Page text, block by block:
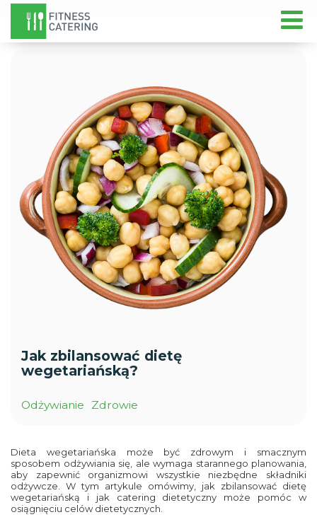
Jak zbilansować dietę
wegetariańską?
Odżywianie Zdrowie
Dieta wegetariańska może być zdrowym i smacznym
sposobem odżywiania się, ale wymaga starannego planowania,
aby zapewnić organizmowi wszystkie niezbędne składniki
odżywcze. W tym artykule omówimy, jak zbilansować dietę
wegetariańską i jak catering dietetyczny może pomóc w
osiągnięciu celów dietetycznych.